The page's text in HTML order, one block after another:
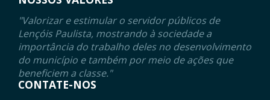
"Valorizar e estimular o servidor públicos de
Lençóis Paulista, mostrando à sociedade a
importância do trabalho deles no desenvolvimento
do município e também por meio de ações que
beneficiem a classe."
CONTATE-NOS